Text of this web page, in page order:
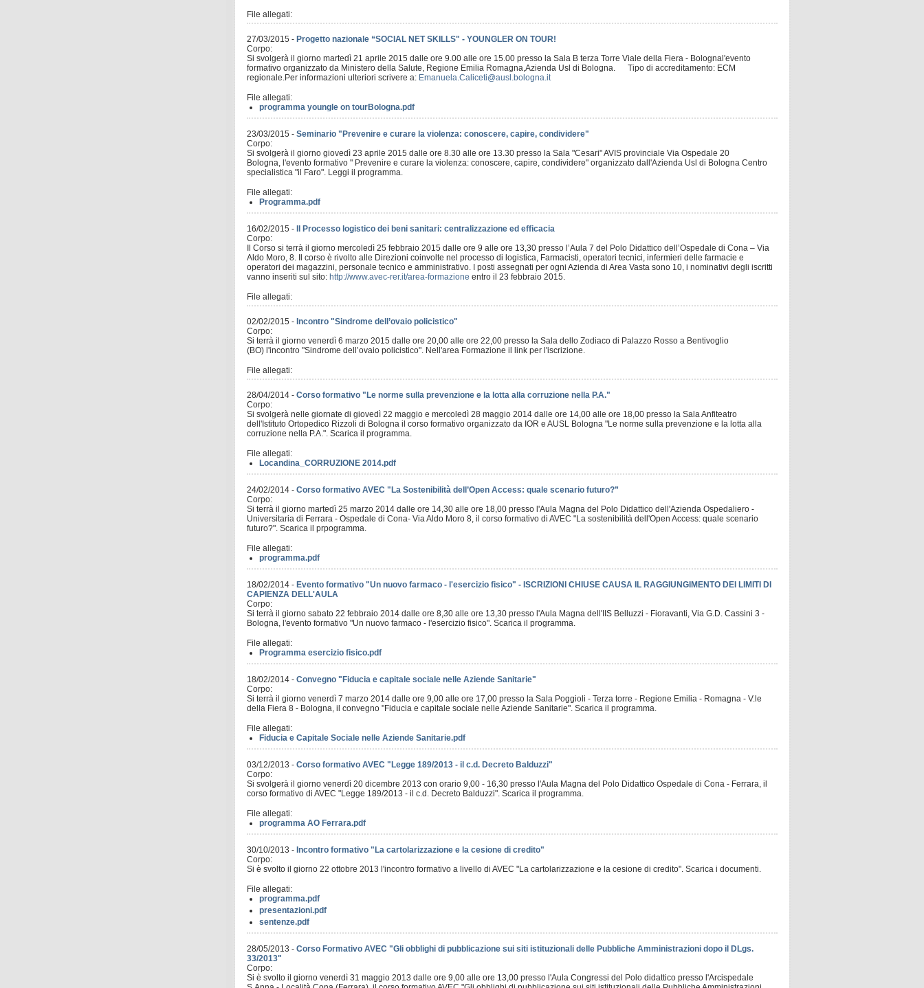
File allegati:
27/03/2015 - Progetto nazionale “SOCIAL NET SKILLS" - YOUNGLER ON TOUR!
Corpo:
Si svolgerà il giorno martedì 21 aprile 2015 dalle ore 9.00 alle ore 15.00 presso la Sala B terza Torre Viale della Fiera - Bolognal'evento
formativo organizzato da Ministero della Salute, Regione Emilia Romagna,Azienda Usl di Bologna. Tipo di accreditamento: ECM
regionale.Per informazioni ulteriori scrivere a: Emanuela.Caliceti@ausl.bologna.it
File allegati:
programma youngle on tourBologna.pdf
23/03/2015 - Seminario "Prevenire e curare la violenza: conoscere, capire, condividere"
Corpo:
Si svolgerà il giorno giovedì 23 aprile 2015 dalle ore 8.30 alle ore 13.30 presso la Sala "Cesari" AVIS provinciale Via Ospedale 20
Bologna, l'evento formativo " Prevenire e curare la violenza: conoscere, capire, condividere" organizzato dall'Azienda Usl di Bologna Centro
specialistica "il Faro". Leggi il programma.
File allegati:
Programma.pdf
16/02/2015 -
Il Processo logistico dei beni sanitari: centralizzazione ed efficacia
Corpo:
Il Corso si terrà il giorno mercoledì 25 febbraio 2015 dalle ore 9 alle ore 13,30 presso l’Aula 7 del Polo Didattico dell’Ospedale di Cona – Via
Aldo Moro, 8. Il corso è rivolto alle Direzioni coinvolte nel processo di logistica, Farmacisti, operatori tecnici, infermieri delle farmacie e
operatori dei magazzini, personale tecnico e amministrativo. I posti assegnati per ogni Azienda di Area Vasta sono 10, i nominativi degli iscritti
vanno inseriti sul sito: http://www.avec-rer.it/area-formazione entro il 23 febbraio 2015.
File allegati:
02/02/2015 - Incontro "Sindrome dell’ovaio policistico"
Corpo:
Si terrà il giorno venerdì 6 marzo 2015 dalle ore 20,00 alle ore 22,00 presso la Sala dello Zodiaco di Palazzo Rosso a Bentivoglio
(BO) l'incontro "Sindrome dell’ovaio policistico". Nell'area Formazione il link per l'iscrizione.
File allegati:
28/04/2014 - Corso formativo "Le norme sulla prevenzione e la lotta alla corruzione nella P.A."
Corpo:
Si svolgerà nelle giornate di giovedì 22 maggio e mercoledì 28 maggio 2014 dalle ore 14,00 alle ore 18,00 presso la Sala Anfiteatro
dell'Istituto Ortopedico Rizzoli di Bologna il corso formativo organizzato da IOR e AUSL Bologna "Le norme sulla prevenzione e la lotta alla
corruzione nella P.A.". Scarica il programma.
File allegati:
Locandina_CORRUZIONE 2014.pdf
24/02/2014 - Corso formativo AVEC "La Sostenibilità dell’Open Access: quale scenario futuro?”
Corpo:
Si terrà il giorno martedì 25 marzo 2014 dalle ore 14,30 alle ore 18,00 presso l'Aula Magna del Polo Didattico dell'Azienda Ospedaliero -
Universitaria di Ferrara - Ospedale di Cona- Via Aldo Moro 8, il corso formativo di AVEC "La sostenibilità dell'Open Access: quale scenario
futuro?". Scarica il prpogramma.
File allegati:
programma.pdf
18/02/2014 - Evento formativo "Un nuovo farmaco - l'esercizio fisico" - ISCRIZIONI CHIUSE CAUSA IL RAGGIUNGIMENTO DEI LIMITI DI
CAPIENZA DELL'AULA
Corpo:
Si terrà il giorno sabato 22 febbraio 2014 dalle ore 8,30 alle ore 13,30 presso l'Aula Magna dell'IIS Belluzzi - Fioravanti, Via G.D. Cassini 3 -
Bologna, l'evento formativo "Un nuovo farmaco - l'esercizio fisico". Scarica il programma.
File allegati:
Programma esercizio fisico.pdf
18/02/2014 - Convegno "Fiducia e capitale sociale nelle Aziende Sanitarie"
Corpo:
Si terrà il giorno venerdì 7 marzo 2014 dalle ore 9,00 alle ore 17,00 presso la Sala Poggioli - Terza torre - Regione Emilia - Romagna - V.le
della Fiera 8 - Bologna, il convegno "Fiducia e capitale sociale nelle Aziende Sanitarie". Scarica il programma.
File allegati:
Fiducia e Capitale Sociale nelle Aziende Sanitarie.pdf
03/12/2013 - Corso formativo AVEC "Legge 189/2013 - il c.d. Decreto Balduzzi"
Corpo:
Si svolgerà il giorno venerdì 20 dicembre 2013 con orario 9,00 - 16,30 presso l'Aula Magna del Polo Didattico Ospedale di Cona - Ferrara, il
corso formativo di AVEC "Legge 189/2013 - il c.d. Decreto Balduzzi". Scarica il programma.
File allegati:
programma AO Ferrara.pdf
30/10/2013 - Incontro formativo "La cartolarizzazione e la cesione di credito"
Corpo:
Si è svolto il giorno 22 ottobre 2013 l'incontro formativo a livello di AVEC "La cartolarizzazione e la cesione di credito". Scarica i documenti.
File allegati:
programma.pdf
presentazioni.pdf
sentenze.pdf
28/05/2013 - Corso Formativo AVEC "Gli obblighi di pubblicazione sui siti istituzionali delle Pubbliche Amministrazioni dopo il DLgs.
33/2013"
Corpo:
Si è svolto il giorno venerdì 31 maggio 2013 dalle ore 9,00 alle ore 13,00 presso l'Aula Congressi del Polo didattico presso l'Arcispedale